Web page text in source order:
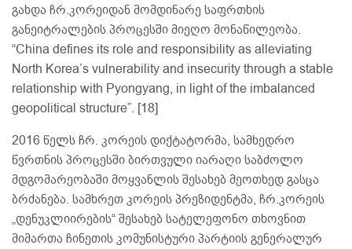
გახდა ჩრ.კორეიდან მომდინარე საფრთხის
განეიტრალების პროცესში მიეღო მონაწილეობა.
“China defines its role and responsibility as alleviating
North Korea’s vulnerability and insecurity through a stable
relationship with Pyongyang, in light of the imbalanced
geopolitical structure”. [18]
2016 წელს ჩრ. კორეის დიქტატორმა, სამხედრო
წვრთნის პროცესში ბირთვული იარაღი საბძოლო
მდგომარეობაში მოყვანლის შესახებ მეოთხედ გასცა
ბრძანება. სამხრეთ კორეის პრეზიდენტმა, ჩრ.კორეის
„დენუკლიირების“ შესახებ სატელეფონო თხოვნით
მიმართა ჩინეთის კომუნისტური პარტიის გენერალურ